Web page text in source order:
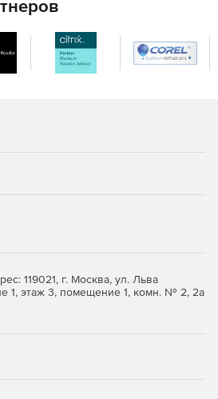
119021, г. Москва, ул. Льва
1, этаж 3, помещение 1, комн. № 2, 2а